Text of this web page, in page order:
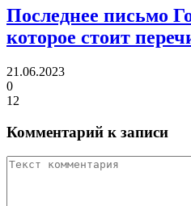
Последнее письмо
которое стоит
21.06.2023
0
12
Комментарий к записи